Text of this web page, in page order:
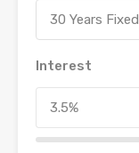
30 Years Fixed
Interest